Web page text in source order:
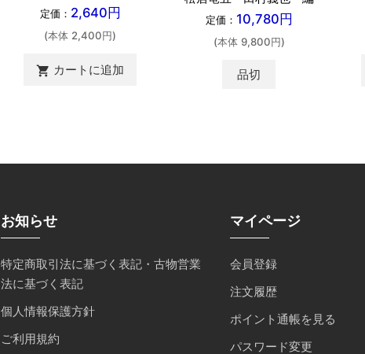
定価： 2,640円
(本体 2,400円)
shopping_cart カートに追加
定価： 10,780円
(本体 9,800円)
品切
お知らせ
特定商取引法に基づく表記・古物営業
法に基づく表記
個人情報保護方針
ご利用規約
マイページ
会員登録
注文履歴
ポイント通帳を見る
パスワード変更